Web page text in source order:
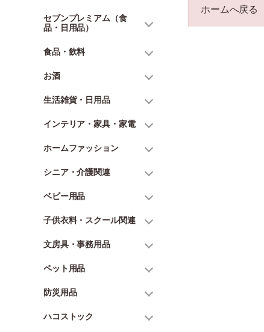
セブンプレミアム（食
品・日用品）
食品・飲料
お酒
生活雑貨・日用品
インテリア・家具・家電
ホームファッション
シニア・介護関連
ベビー用品
子供衣料・スクール関連
文房具・事務用品
ペット用品
防災用品
ハコストック
ホームへ戻る